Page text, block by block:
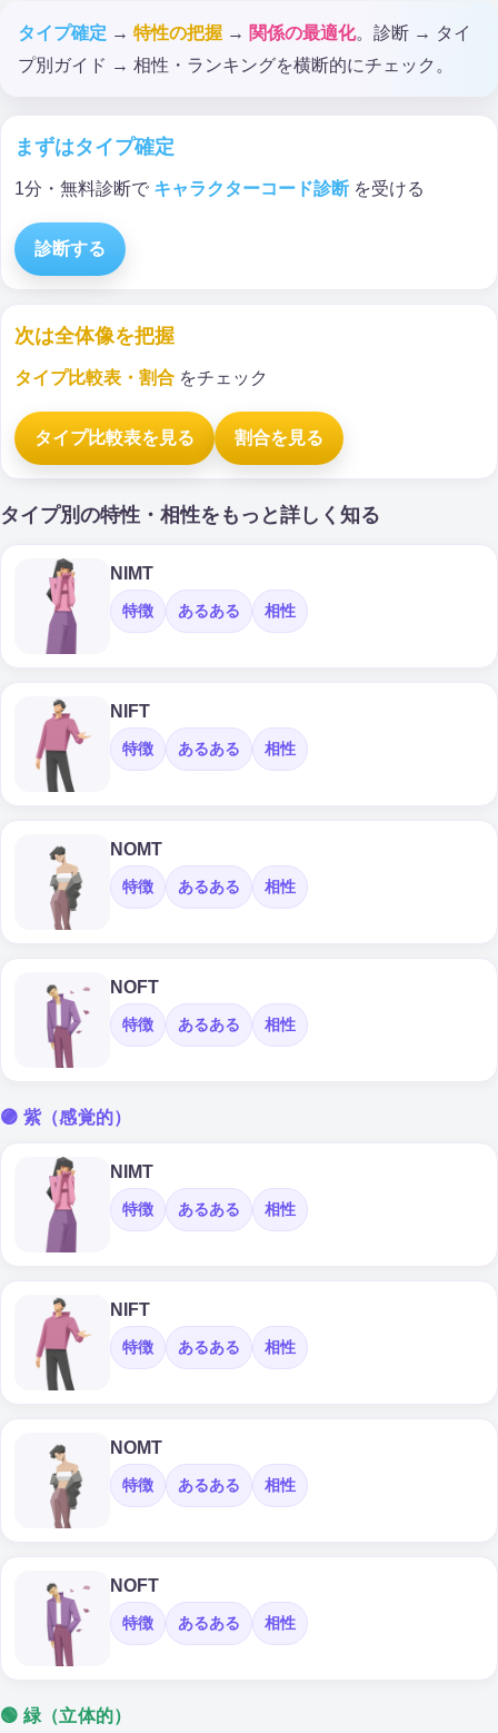
タイプ確定 → 特性の把握 → 関係の最適化。診断 → タイ
プ別ガイド → 相性・ランキングを横断的にチェック。
まずはタイプ確定
1分・無料診断で キャラクターコード診断 を受ける
診断する
次は全体像を把握
タイプ比較表・割合 をチェック
タイプ比較表を見る 割合を見る
タイプ別の特性・相性をもっと詳しく知る
NIMT
特徴 あるある 相性
NIFT
特徴 あるある 相性
NOMT
特徴 あるある 相性
NOFT
特徴 あるある 相性
🟣 紫（感覚的）
NIMT
特徴 あるある 相性
NIFT
特徴 あるある 相性
NOMT
特徴 あるある 相性
NOFT
特徴 あるある 相性
🟢 緑（立体的）